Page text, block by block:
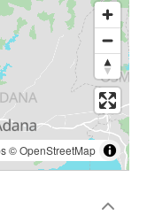
©OpenStreetMap